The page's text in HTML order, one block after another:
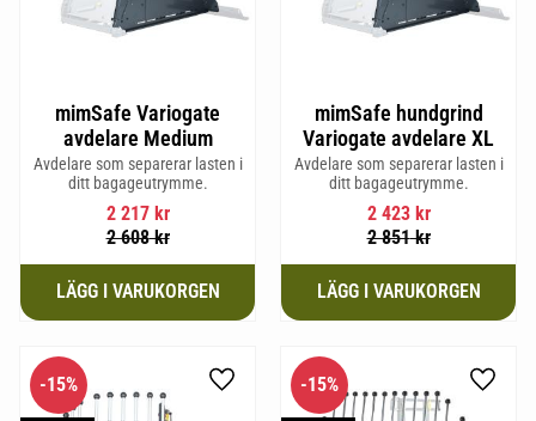
mimSafe Variogate
avdelare Medium
Avdelare som separerar lasten i
ditt bagageutrymme.
2 217kr
2 608kr
mimSafe hundgrind
Variogate avdelare XL
Avdelare som separerar lasten i
ditt bagageutrymme.
2 423kr
2 851kr
15% Lägg till i favoriter
15% Lägg